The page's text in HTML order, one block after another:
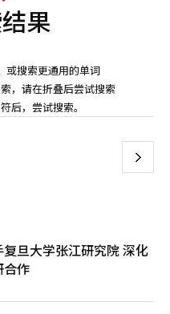
果
或搜索更通用的单词
，请在折叠后尝试搜索
后，尝试搜索。
下
旦大学张江研究院 深化
合作